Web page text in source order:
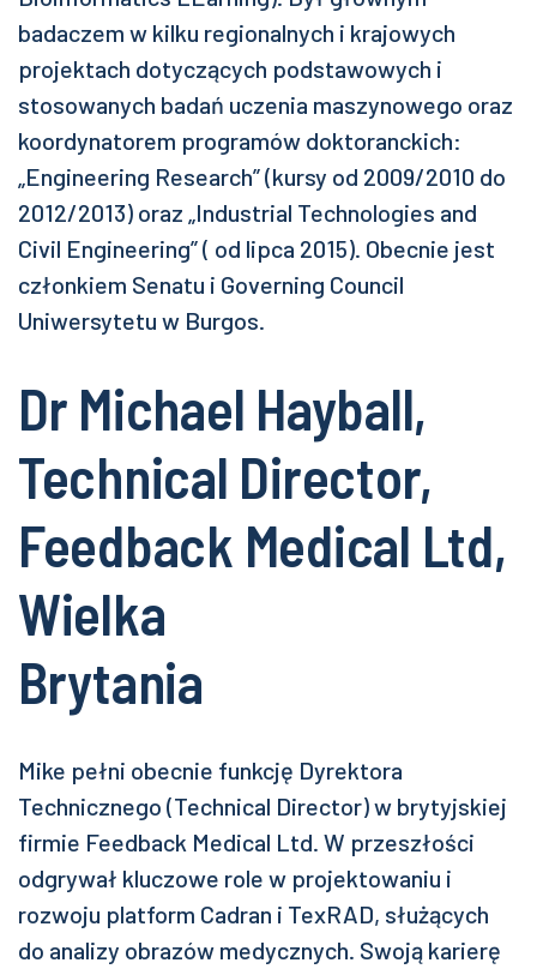
badaczem w kilku regionalnych i krajowych
projektach dotyczących podstawowych i
stosowanych badań uczenia maszynowego oraz
koordynatorem programów doktoranckich:
„Engineering Research” (kursy od 2009/2010 do
2012/2013) oraz „Industrial Technologies and
Civil Engineering” ( od lipca 2015). Obecnie jest
członkiem Senatu i Governing Council
Uniwersytetu w Burgos.
Dr Michael Hayball,
Technical Director,
Feedback Medical Ltd,
Wielka
Brytania
Mike pełni obecnie funkcję Dyrektora
Technicznego (Technical Director) w brytyjskiej
firmie Feedback Medical Ltd. W przeszłości
odgrywał kluczowe role w projektowaniu i
rozwoju platform Cadran i TexRAD, służących
do analizy obrazów medycznych. Swoją karierę